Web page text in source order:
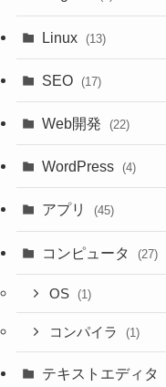
Linux (13)
SEO (17)
Web開発 (22)
WordPress (4)
アプリ (45)
コンピュータ (27)
OS (1)
コンパイラ (1)
テキストエディタ